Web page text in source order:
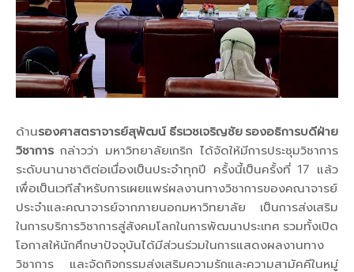
ด้านรองศาสตราจารย์สุพัฒน์ ธีรเวชเจริญชัย รองอธิการบดีฝ่าย
วิชาการ กล่าวว่า มหาวิทยาลัยเกริก ได้จัดให้มีการประชุมวิชาการ
ระดับนานาชาติต่อเนื่องเป็นประจำทุกปี ครั้งนี้เป็นครั้งที่ 17 แล้ว
เพื่อเป็นเวทีสำหรับการเผยแพร่ผลงานทางวิชาการของคณาจารย์
ประจำและคณาจารย์จากภายนอกมหาวิทยาลัย เป็นการส่งเสริม
ในการบริการวิชาการสู่สังคมโลกในการพัฒนาประเทศ รวมทั้งเปิด
โอกาสให้นักศึกษาปัจจุบันได้มีส่วนร่วมในการแสดงผลงานทาง
วิชาการ และจัดกิจกรรมส่งเสริมความรักและความสามัคคีในหมู่